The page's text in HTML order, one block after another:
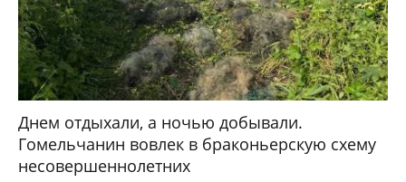
Днем отдыхали, а ночью добывали.
Гомельчанин вовлек в браконьерскую схему
несовершеннолетних